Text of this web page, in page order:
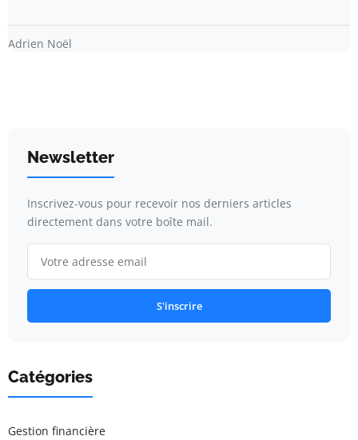
Adrien Noël
Newsletter
Inscrivez-vous pour recevoir nos derniers articles
directement dans votre boîte mail.
S'inscrire
Catégories
Gestion financière